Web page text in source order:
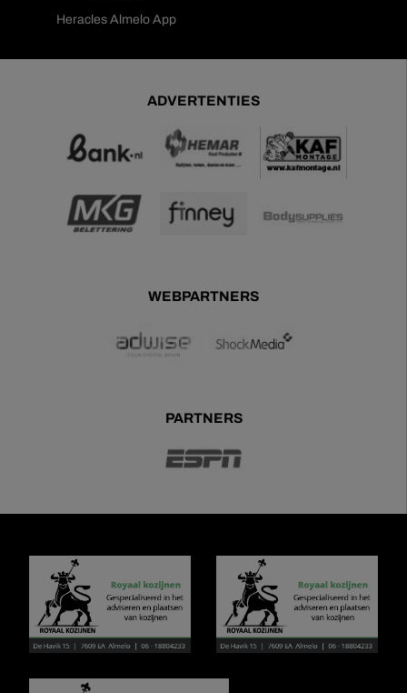
Heracles Almelo App
ADVERTENTIES
WEBPARTNERS
PARTNERS